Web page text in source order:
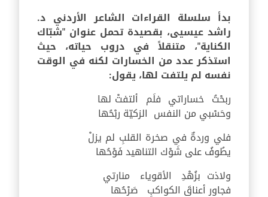
بدأ سلسلة القراءات الشاعر الأردني د.
راشد عيسيى، بقصيدة تحمل عنوان "شبّاك
الكناية"، متنقلاً في دروب حياته، حيث
استذكر عدد من الخسارات لكنه في الوقت
نفسه لم يلتفت لها، يقول:
ربحْتُ خساراتي فلَم ألتفتْ لها
وحَسْبي من النفس الزكيّة ربْحُها
فلي وردةٌ في صخرة القلبِ لم يزلْ
يطُوفُ على شَوْك التناهيد فَوْحُها
ولاذت بزُهْدِ الأقوياء منارتي
فجاور أعناقَ الكواكبِ صَرْحُها